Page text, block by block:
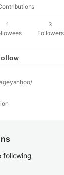
1
3
Followers
following